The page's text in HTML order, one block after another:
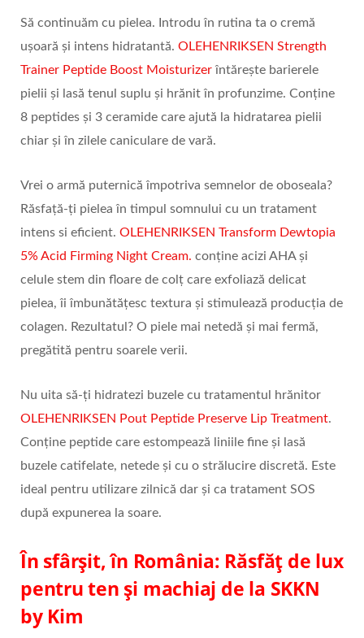
Să continuăm cu pielea. Introdu în rutina ta o cremă
ușoară și intens hidratantă. OLEHENRIKSEN Strength
Trainer Peptide Boost Moisturizer întărește barierele
pielii și lasă tenul suplu și hrănit în profunzime. Conține
8 peptides și 3 ceramide care ajută la hidratarea pielii
chiar și în zilele caniculare de vară.
Vrei o armă puternică împotriva semnelor de oboseala?
Răsfață-ți pielea în timpul somnului cu un tratament
intens si eficient. OLEHENRIKSEN Transform Dewtopia
5% Acid Firming Night Cream. conține acizi AHA și
celule stem din floare de colț care exfoliază delicat
pielea, îi îmbunătățesc textura și stimulează producția de
colagen. Rezultatul? O piele mai netedă și mai fermă,
pregătită pentru soarele verii.
Nu uita să-ți hidratezi buzele cu tratamentul hrănitor
OLEHENRIKSEN Pout Peptide Preserve Lip Treatment.
Conține peptide care estompează liniile fine și lasă
buzele catifelate, netede și cu o strălucire discretă. Este
ideal pentru utilizare zilnică dar și ca tratament SOS
după expunerea la soare.
În sfârșit, în România: Răsfăț de lux
pentru ten și machiaj de la SKKN
by Kim